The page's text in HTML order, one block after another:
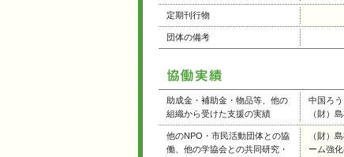
定期刊行物
団体の備考
助成金・補助金・物品等、他の
組織から受けた支援の実績
中国ろ
（財）
他のNPO・市民活動団体との協
働、他の学協会との共同研究・
（財）
ーム強化